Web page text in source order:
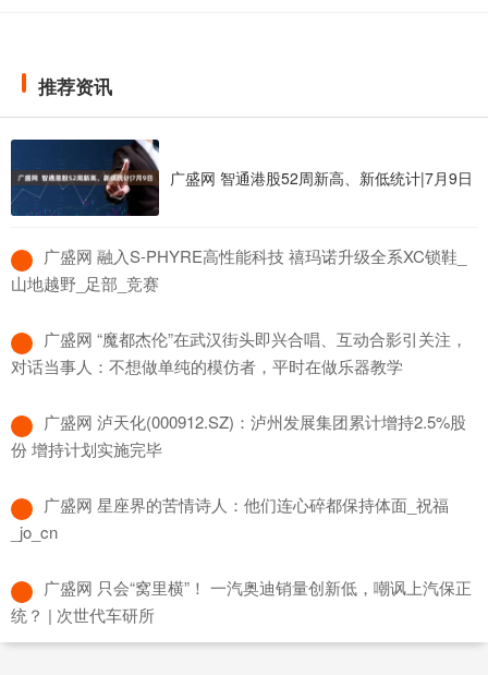
推荐资讯
广盛网 智通港股52周新高、新低统计|7月9日
​广盛网 融入S-PHYRE高性能科技 禧玛诺升级全系XC锁鞋_
山地越野_足部_竞赛
​广盛网 “魔都杰伦”在武汉街头即兴合唱、互动合影引关注，
对话当事人：不想做单纯的模仿者，平时在做乐器教学
​广盛网 泸天化(000912.SZ)：泸州发展集团累计增持2.5%股
份 增持计划实施完毕
​广盛网 星座界的苦情诗人：他们连心碎都保持体面_祝福
_jo_cn
​广盛网 只会“窝里横”！ 一汽奥迪销量创新低，嘲讽上汽保正
统？ | 次世代车研所